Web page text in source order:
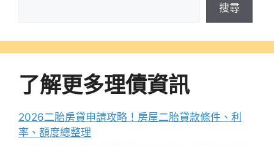
搜尋
了解更多理債資訊
2026二胎房貸申請攻略！房屋二胎貸款條件、利
率、額度總整理